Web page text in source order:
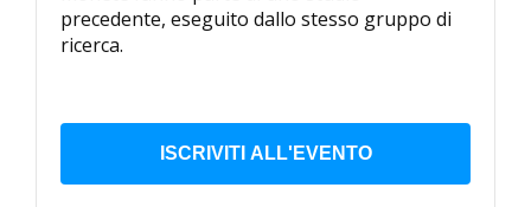
precedente, eseguito dallo stesso gruppo di
ricerca.
ISCRIVITI ALL'EVENTO